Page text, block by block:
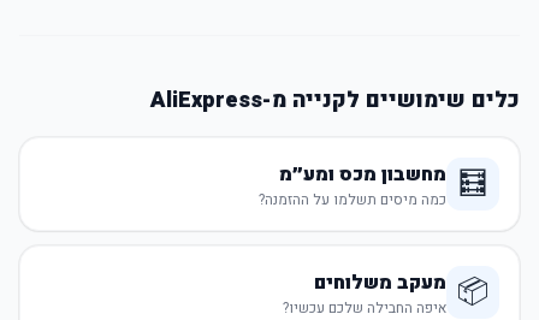
כלים שימושיים לקנייה מ-AliExpress
🧮 מחשבון מכס ומע״מ
כמה מיסים תשלמו על ההזמנה?
📦 מעקב משלוחים
איפה החבילה שלכם עכשיו?